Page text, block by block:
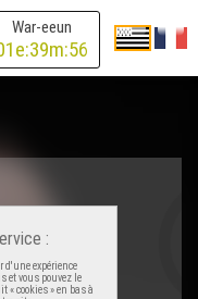
War-eeun
e:39m:56
:
d'une expérience
et vous pouvez le
cookies » en bas à